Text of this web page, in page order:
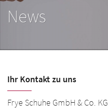
News
Ihr Kontakt zu uns
Frye Schuhe GmbH & Co. KG